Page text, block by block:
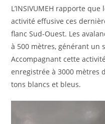
L’INSIVUMEH rapporte
activité effusive ces
flanc Sud-Ouest. Les
à 500 mètres, générant un
Accompagnant cette
enregistrée à 3000 mètres
tons blancs et bleus.